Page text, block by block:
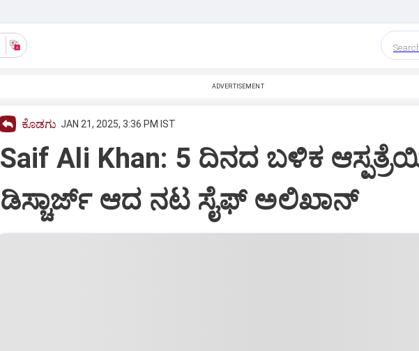
ADVERTISEMENT
ಕೊಡಗು JAN 21, 2025, 3:36 PM IST
Saif Ali Khan: 5 ದಿನದ ಬಳಿಕ
ಡಿಸ್ಚಾರ್ಜ್‌ ಆದ‌ ನಟ ಸೈಫ್‌ ಅಲಿಖಾನ್